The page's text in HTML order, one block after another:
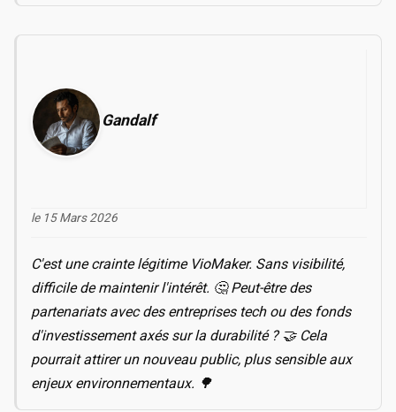
Gandalf
le 15 Mars 2026
C'est une crainte légitime VioMaker. Sans visibilité,
difficile de maintenir l'intérêt. 🤔 Peut-être des
partenariats avec des entreprises tech ou des fonds
d'investissement axés sur la durabilité ? 🤝 Cela
pourrait attirer un nouveau public, plus sensible aux
enjeux environnementaux. 🌳